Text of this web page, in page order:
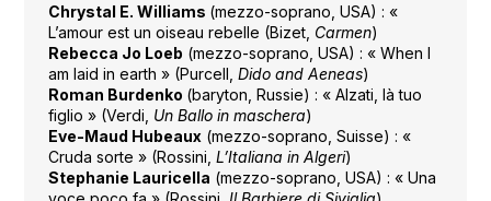
Chrystal E. Williams (mezzo-soprano, USA) : «
L’amour est un oiseau rebelle (Bizet, Carmen)
Rebecca Jo Loeb (mezzo-soprano, USA) : « When I
am laid in earth » (Purcell, Dido and Aeneas)
Roman Burdenko (baryton, Russie) : « Alzati, là tuo
figlio » (Verdi, Un Ballo in maschera)
Eve-Maud Hubeaux(mezzo-soprano, Suisse) : «
Cruda sorte » (Rossini, L’Italiana in Algeri)
Stephanie Lauricella (mezzo-soprano, USA) : « Una